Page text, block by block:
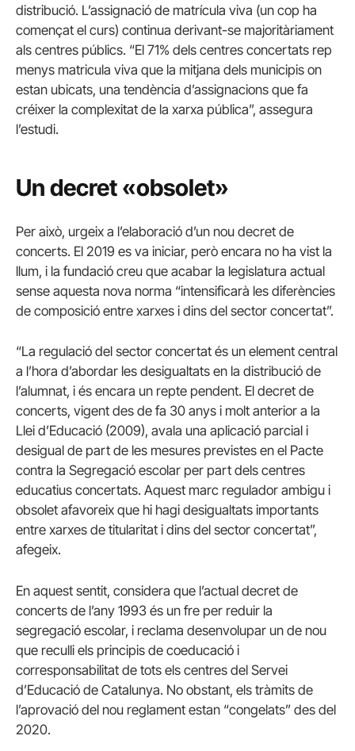
distribució. L’assignació de matrícula viva (un cop ha
començat el curs) continua derivant-se majoritàriament
als centres públics. “El 71% dels centres concertats rep
menys matricula viva que la mitjana dels municipis on
estan ubicats, una tendència d’assignacions que fa
créixer la complexitat de la xarxa pública”, assegura
l’estudi.
Un decret «obsolet»
Per això, urgeix a l’elaboració d’un nou decret de
concerts. El 2019 es va iniciar, però encara no ha vist la
llum, i la fundació creu que acabar la legislatura actual
sense aquesta nova norma “intensificarà les diferències
de composició entre xarxes i dins del sector concertat”.
“La regulació del sector concertat és un element central
a l’hora d’abordar les desigualtats en la distribució de
l’alumnat, i és encara un repte pendent. El decret de
concerts, vigent des de fa 30 anys i molt anterior a la
Llei d’Educació (2009), avala una aplicació parcial i
desigual de part de les mesures previstes en el Pacte
contra la Segregació escolar per part dels centres
educatius concertats. Aquest marc regulador ambigu i
obsolet afavoreix que hi hagi desigualtats importants
entre xarxes de titularitat i dins del sector concertat”,
afegeix.
En aquest sentit, considera que l’actual decret de
concerts de l’any 1993 és un fre per reduir la
segregació escolar, i reclama desenvolupar un de nou
que reculli els principis de coeducació i
corresponsabilitat de tots els centres del Servei
d’Educació de Catalunya. No obstant, els tràmits de
l’aprovació del nou reglament estan “congelats” des del
2020.